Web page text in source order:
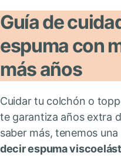
Guía de
espuma con
más años
Cuidar tu colchón o
te garantiza años extra
saber más, tenemos
decir espuma